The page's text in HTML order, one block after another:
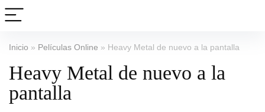
Inicio » Películas Online » Heavy Metal de nuevo a la pantalla
Heavy Metal de nuevo a la
pantalla